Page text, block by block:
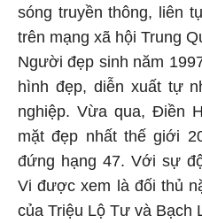
sóng truyền thông, liên
trên mạng xã hội Trung
Người đẹp sinh năm
hình đẹp, diễn xuất tự
nghiệp. Vừa qua, Điền
mặt đẹp nhất thế giới
đứng hạng 47. Với sự
Vi được xem là đối thủ
của Triệu Lộ Tư và Bạch